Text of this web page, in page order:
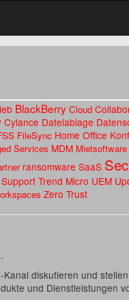
BlackBerry Cloud
Cylance Dateiablage
FileSync Home Office
Services MDM Mietsoftware
ransomware SaaS
Support Trend Micro UEM
Zero Trust
Kanal diskutieren und
und Dienstleistungen